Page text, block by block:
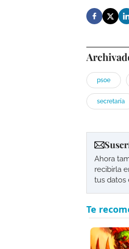
psoe
secretaría
Ahora
recibirla
tus datos